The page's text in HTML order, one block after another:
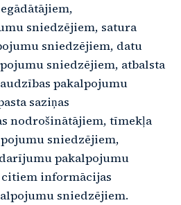
sniedzējiem, satura
sniedzējiem, datu
sniedzējiem, atbalsta
pakalpojumu
saziņas
nodrošinātājiem, tīmekļa
sniedzējiem,
pakalpojumu
informācijas
sniedzējiem.